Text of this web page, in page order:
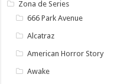
Zona de Series
666 Park Avenue
Alcatraz
American Horror Story
Awake